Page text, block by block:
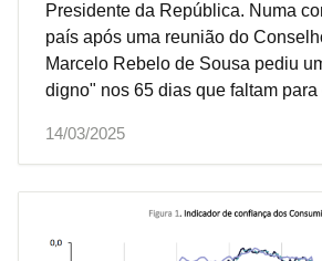
Presidente da República. Numa
país após uma reunião do
Marcelo Rebelo de Sousa pediu
digno" nos 65 dias que faltam para
14/03/2025